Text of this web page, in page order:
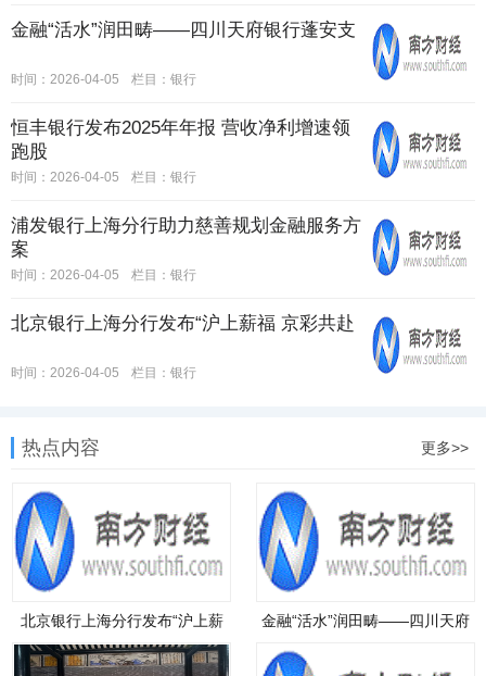
金融“活水”润田畴——四川天府银行蓬安支
时间：2026-04-05 栏目： 银行
恒丰银行发布2025年年报 营收净利增速领
跑股
时间：2026-04-05 栏目： 银行
浦发银行上海分行助力慈善规划金融服务方
案
时间：2026-04-05 栏目： 银行
北京银行上海分行发布“沪上薪福 京彩共赴
时间：2026-04-05 栏目： 银行
热点内容 更多>>
北京银行上海分行发布“沪上薪
金融“活水”润田畴——四川天府